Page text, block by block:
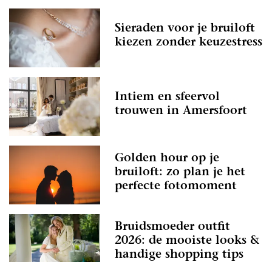
Sieraden voor je bruiloft
kiezen zonder keuzestress
Intiem en sfeervol
trouwen in Amersfoort
Golden hour op je
bruiloft: zo plan je het
perfecte fotomoment
Bruidsmoeder outfit
2026: de mooiste looks &
handige shopping tips